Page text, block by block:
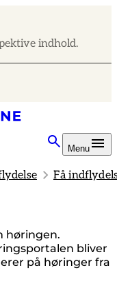
indhold.
Menu
Få
høringen.
bliver
på høringer fra